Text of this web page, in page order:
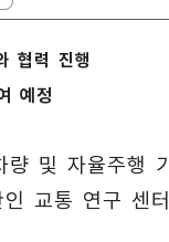
협력 진행
예정
량 및 자율주행
인 교통 연구